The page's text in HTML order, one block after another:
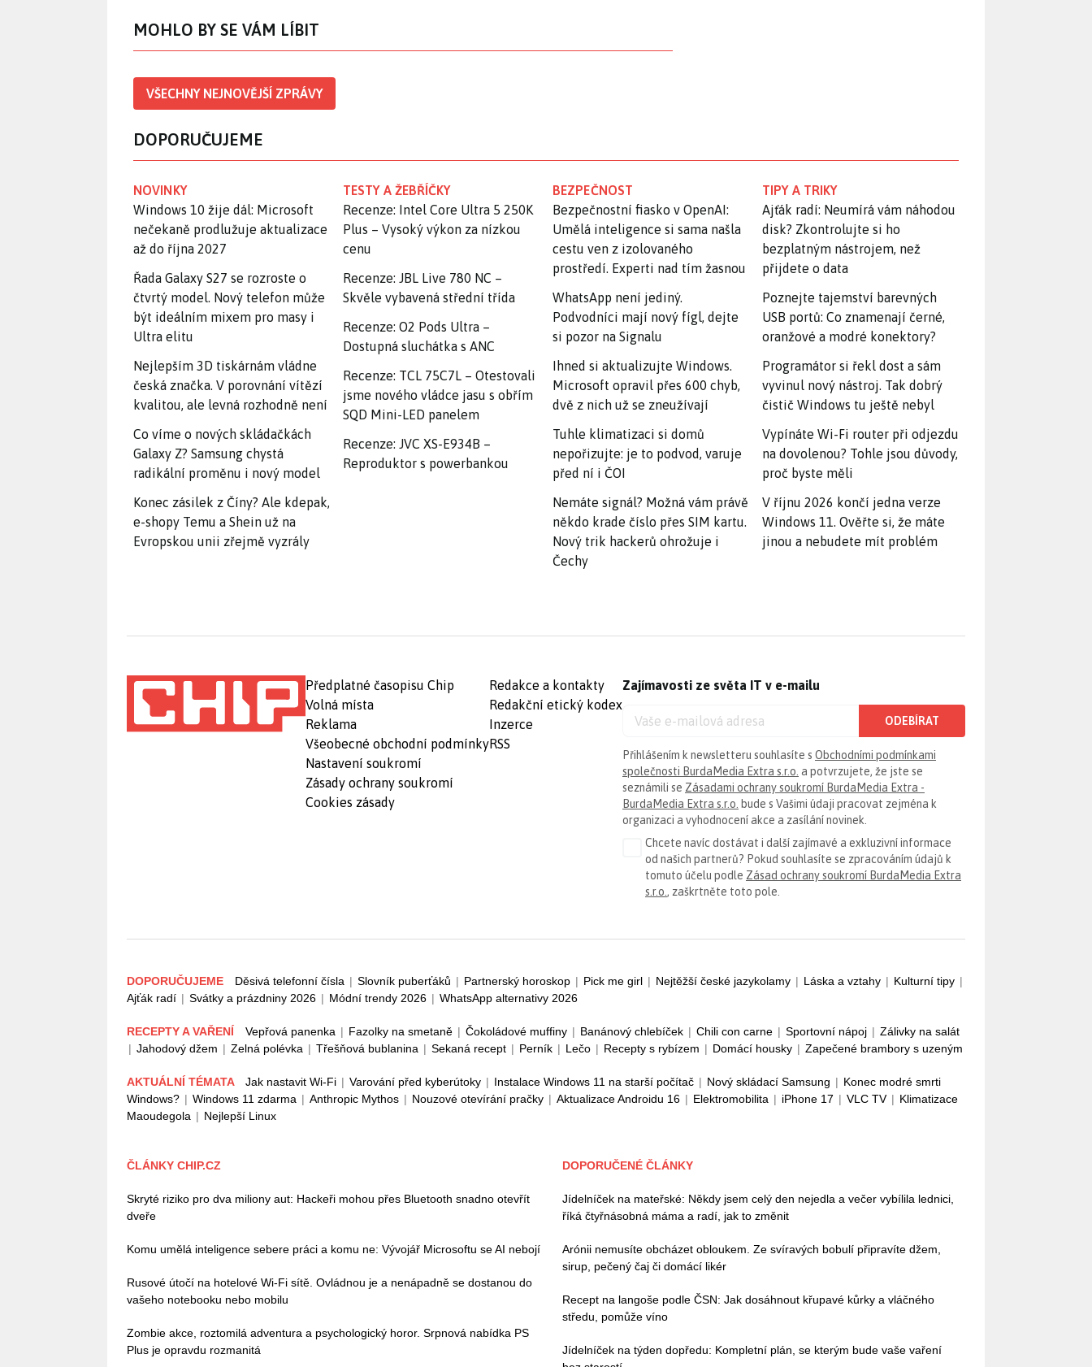
MOHLO BY SE VÁM LÍBIT
VŠECHNY NEJNOVĚJŠÍ ZPRÁVY
DOPORUČUJEME
NOVINKY
Windows 10 žije dál: Microsoft
nečekaně prodlužuje aktualizace
až do října 2027
Řada Galaxy S27 se rozroste o
čtvrtý model. Nový telefon může
být ideálním mixem pro masy i
Ultra elitu
Nejlepším 3D tiskárnám vládne
česká značka. V porovnání vítězí
kvalitou, ale levná rozhodně není
Co víme o nových skládačkách
Galaxy Z? Samsung chystá
radikální proměnu i nový model
Konec zásilek z Číny? Ale kdepak,
e-shopy Temu a Shein už na
Evropskou unii zřejmě vyzrály
TESTY A ŽEBŘÍČKY
Recenze: Intel Core Ultra 5 250K
Plus – Vysoký výkon za nízkou
cenu
Recenze: JBL Live 780 NC –
Skvěle vybavená střední třída
Recenze: O2 Pods Ultra –
Dostupná sluchátka s ANC
Recenze: TCL 75C7L – Otestovali
jsme nového vládce jasu s obřím
SQD Mini-LED panelem
Recenze: JVC XS-E934B –
Reproduktor s powerbankou
BEZPEČNOST
Bezpečnostní fiasko v OpenAI:
Umělá inteligence si sama našla
cestu ven z izolovaného
prostředí. Experti nad tím žasnou
WhatsApp není jediný.
Podvodníci mají nový fígl, dejte
si pozor na Signalu
Ihned si aktualizujte Windows.
Microsoft opravil přes 600 chyb,
dvě z nich už se zneužívají
Tuhle klimatizaci si domů
nepořizujte: je to podvod, varuje
před ní i ČOI
Nemáte signál? Možná vám právě
někdo krade číslo přes SIM kartu.
Nový trik hackerů ohrožuje i
Čechy
TIPY A TRIKY
Ajťák radí: Neumírá vám náhodou
disk? Zkontrolujte si ho
bezplatným nástrojem, než
přijdete o data
Poznejte tajemství barevných
USB portů: Co znamenají černé,
oranžové a modré konektory?
Programátor si řekl dost a sám
vyvinul nový nástroj. Tak dobrý
čistič Windows tu ještě nebyl
Vypínáte Wi-Fi router při odjezdu
na dovolenou? Tohle jsou důvody,
proč byste měli
V říjnu 2026 končí jedna verze
Windows 11. Ověřte si, že máte
jinou a nebudete mít problém
Předplatné časopisu Chip
Volná místa
Reklama
Všeobecné obchodní podmínky
Nastavení soukromí
Zásady ochrany soukromí
Cookies zásady
Redakce a kontakty
Redakční etický kodex
Inzerce
RSS
Zajímavosti ze světa IT v e-mailu
ODEBÍRAT
Přihlášením k newsletteru souhlasíte s Obchodními podmínkami
společnosti BurdaMedia Extra s.r.o. a potvrzujete, že jste se
seznámili se Zásadami ochrany soukromí BurdaMedia Extra -
BurdaMedia Extra s.r.o. bude s Vašimi údaji pracovat zejména k
organizaci a vyhodnocení akce a zasílání novinek.
Chcete navíc dostávat i další zajímavé a exkluzivní informace
od našich partnerů? Pokud souhlasíte se zpracováním údajů k
tomuto účelu podle Zásad ochrany soukromí BurdaMedia Extra
s.r.o. , zaškrtněte toto pole.
DOPORUČUJEME Děsivá telefonní čísla | Slovník puberťáků | Partnerský horoskop | Pick me girl | Nejtěžší české jazykolamy | Láska a vztahy | Kulturní tipy |
Ajťák radí | Svátky a prázdniny 2026 | Módní trendy 2026 | WhatsApp alternativy 2026
RECEPTY A VAŘENÍ Vepřová panenka | Fazolky na smetaně | Čokoládové muffiny | Banánový chlebíček | Chili con carne | Sportovní nápoj | Zálivky na salát
| Jahodový džem | Zelná polévka | Třešňová bublanina | Sekaná recept | Perník | Lečo | Recepty s rybízem | Domácí housky | Zapečené brambory s uzeným
AKTUÁLNÍ TÉMATA Jak nastavit Wi-Fi | Varování před kyberútoky | Instalace Windows 11 na starší počítač | Nový skládací Samsung | Konec modré smrti
Windows? | Windows 11 zdarma | Anthropic Mythos | Nouzové otevírání pračky | Aktualizace Androidu 16 | Elektromobilita | iPhone 17 | VLC TV | Klimatizace
Maoudegola | Nejlepší Linux
ČLÁNKY CHIP.CZ
Skryté riziko pro dva miliony aut: Hackeři mohou přes Bluetooth snadno otevřít
dveře
Komu umělá inteligence sebere práci a komu ne: Vývojář Microsoftu se AI nebojí
Rusové útočí na hotelové Wi-Fi sítě. Ovládnou je a nenápadně se dostanou do
vašeho notebooku nebo mobilu
Zombie akce, roztomilá adventura a psychologický horor. Srpnová nabídka PS
Plus je opravdu rozmanitá
DOPORUČENÉ ČLÁNKY
Jídelníček na mateřské: Někdy jsem celý den nejedla a večer vybílila lednici,
říká čtyřnásobná máma a radí, jak to změnit
Arónii nemusíte obcházet obloukem. Ze svíravých bobulí připravíte džem,
sirup, pečený čaj či domácí likér
Recept na langoše podle ČSN: Jak dosáhnout křupavé kůrky a vláčného
středu, pomůže víno
Jídelníček na týden dopředu: Kompletní plán, se kterým bude vaše vaření